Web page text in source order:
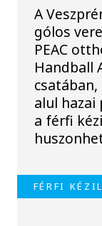
A
gólos
PEAC
Handball
alul hazai
a férfi
FÉRFI